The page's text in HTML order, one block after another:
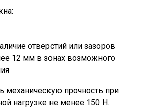
отверстий или зазоров
12 мм в зонах возможного
механическую прочность при
нагрузке не менее 150 Н.